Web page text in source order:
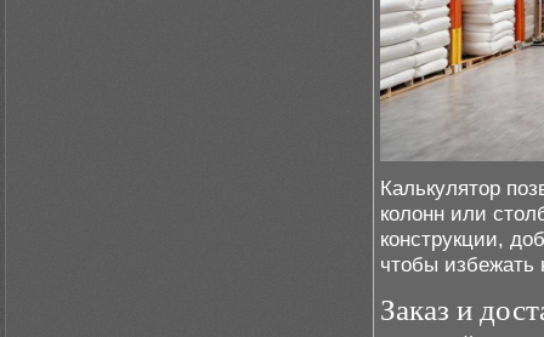
Калькулятор
колонн или
конструкции,
чтобы избежать
Заказ и